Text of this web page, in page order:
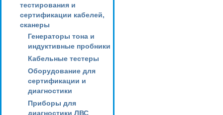
тестирования и
сертификации кабелей,
сканеры
Генераторы тона и
индуктивные пробники
Кабельные тестеры
Оборудование для
сертификации и
диагностики
Приборы для
диагностики ЛВС